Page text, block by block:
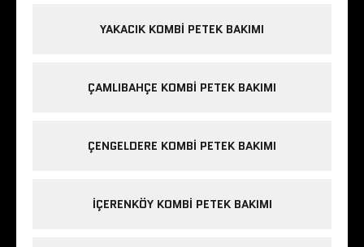
YAKACIK KOMBI PETEK BAKIMI
ÇAMLIBAHÇE KOMBI PETEK BAKIMI
ÇENGELDERE KOMBI PETEK BAKIMI
IÇERENKÖY KOMBI PETEK BAKIMI